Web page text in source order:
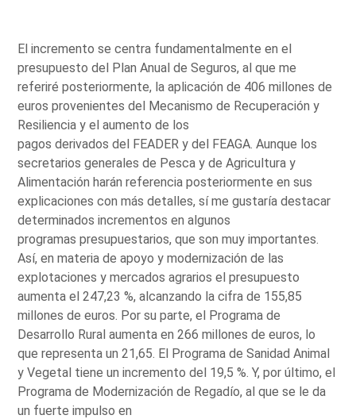
El incremento se centra fundamentalmente en el
presupuesto del Plan Anual de Seguros, al que me
referiré posteriormente, la aplicación de 406 millones de
euros provenientes del Mecanismo de Recuperación y
Resiliencia y el aumento de los
pagos derivados del FEADER y del FEAGA. Aunque los
secretarios generales de Pesca y de Agricultura y
Alimentación harán referencia posteriormente en sus
explicaciones con más detalles, sí me gustaría destacar
determinados incrementos en algunos
programas presupuestarios, que son muy importantes.
Así, en materia de apoyo y modernización de las
explotaciones y mercados agrarios el presupuesto
aumenta el 247,23 %, alcanzando la cifra de 155,85
millones de euros. Por su parte, el Programa de
Desarrollo Rural aumenta en 266 millones de euros, lo
que representa un 21,65. El Programa de Sanidad Animal
y Vegetal tiene un incremento del 19,5 %. Y, por último, el
Programa de Modernización de Regadío, al que se le da
un fuerte impulso en